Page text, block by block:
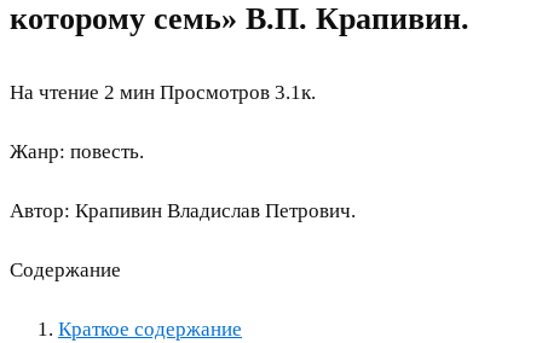
которому семь» В.П. Крапивин.
На чтение 2 мин Просмотров 3.1к.
Жанр: повесть.
Автор: Крапивин Владислав Петрович.
Содержание
Краткое содержание